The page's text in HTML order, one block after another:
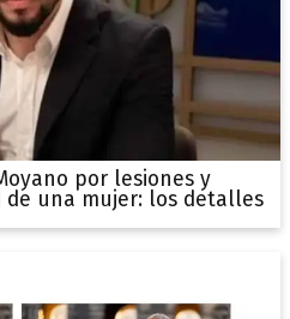
por lesiones y
una mujer: los detalles